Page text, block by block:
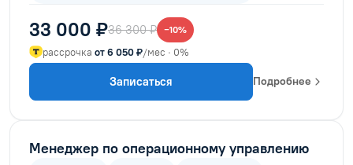
33 000 ₽36 300 ₽ −10%
рассрочка от 6 050 ₽/мес · 0%
Записаться Подробнее
Менеджер по операционному управлению